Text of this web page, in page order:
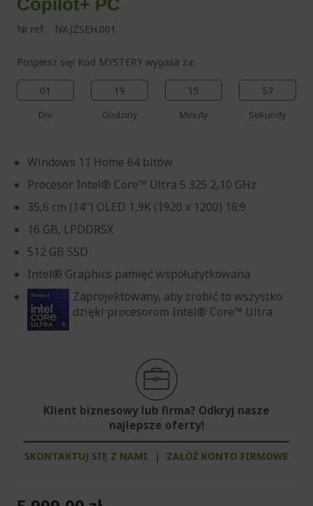
Nr ref NX.JZSEH.001
Pośpiesz się! Kod MYSTERY wygasa za:
01
Dni
19
Godziny
15
Minuty
57
Sekundy
Windows 11 Home 64 bitów
Procesor Intel® Core™ Ultra 5 325 2,10 GHz
35,6 cm (14") OLED 1,9K (1920 x 1200) 16:9
16 GB, LPDDR5X
512 GB SSD
Intel® Graphics pamięć współużytkowana
Zaprojektowany, aby zrobić to wszystko
dzięki procesorom Intel® Core™ Ultra
Klient biznesowy lub firma? Odkryj nasze
najlepsze oferty!
SKONTAKTUJ SIĘ Z NAMI | ZAŁÓŻ KONTO FIRMOWE